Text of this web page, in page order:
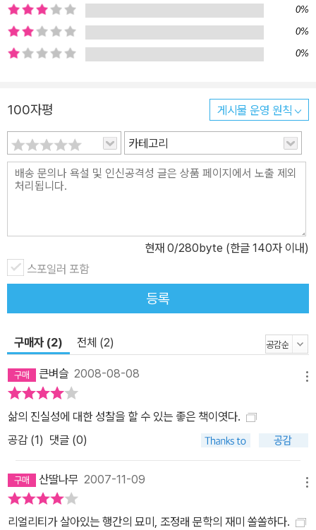
0%
0%
0%
100자평 게시물 운영 원칙
카테고리
현재 0/280byte (한글 140자 이내)
스포일러 포함
등록
구매자 (2) 전체 (2)
큰벼슬 2008-08-08
삶의 진실성에 대한 성찰을 할 수 있는 좋은 책이엿다.
공감 (1) 댓글 (0)
산딸나무 2007-11-09
리얼리티가 살아있는 행간의 묘미, 조정래 문학의 재미 쏠쏠하다.